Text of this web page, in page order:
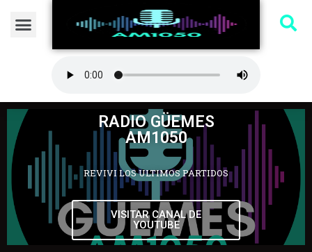
RADIO GÜEMES
AM1050
REVIVI LOS ULTIMOS PARTIDOS
VISITAR CANAL DE
YOUTUBE